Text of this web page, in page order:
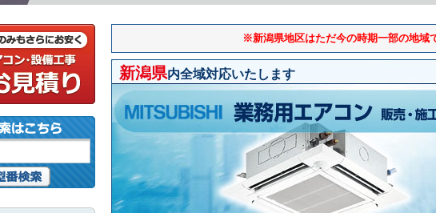
※新潟県地区はただ今の時期一部の地域
新潟県内全域対応いたします